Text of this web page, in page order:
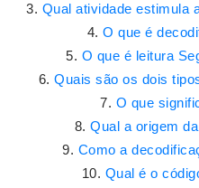
Qual atividade estimula
O que é
O que é leitura
Quais são os dois
O que
Qual a origem
Como a
Qual é o